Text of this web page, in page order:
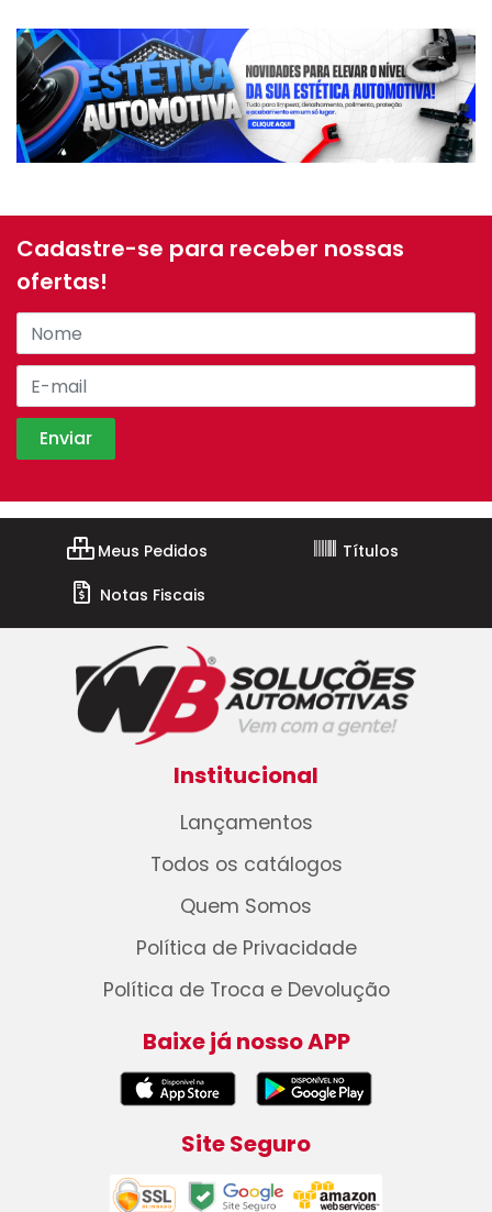
Cadastre-se para receber nossas
ofertas!
Meus Pedidos
Títulos
Notas Fiscais
Institucional
Lançamentos
Todos os catálogos
Quem Somos
Política de Privacidade
Política de Troca e Devolução
Baixe já nosso APP
Site Seguro